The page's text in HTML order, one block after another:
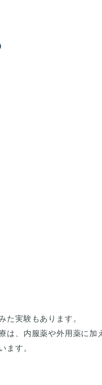
た実験もあります。
は、内服薬や外用薬に加
ます。